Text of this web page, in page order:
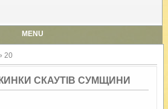
MENU
20
СКАУТІВ СУМЩИНИ